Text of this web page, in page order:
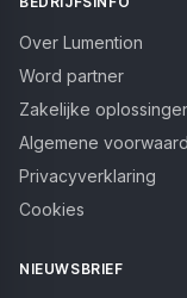
Over Lumention
Word partner
Zakelijke
Algemene
Privacyverklaring
Cookies
NIEUWSBRIEF